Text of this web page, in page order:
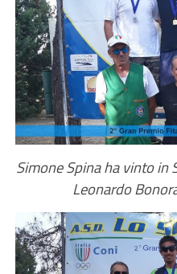
Simone Spina ha vinto in
Leonardo